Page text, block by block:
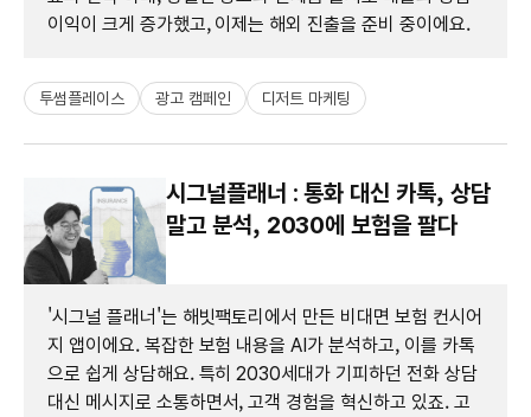
이익이 크게 증가했고, 이제는 해외 진출을 준비 중이에요.
투썸플레이스 광고 캠페인 디저트 마케팅
시그널플래너 : 통화 대신 카톡, 상담
말고 분석, 2030에 보험을 팔다
'시그널 플래너'는 해빗팩토리에서 만든 비대면 보험 컨시어
지 앱이에요. 복잡한 보험 내용을 AI가 분석하고, 이를 카톡
으로 쉽게 상담해요. 특히 2030세대가 기피하던 전화 상담
대신 메시지로 소통하면서, 고객 경험을 혁신하고 있죠. 고